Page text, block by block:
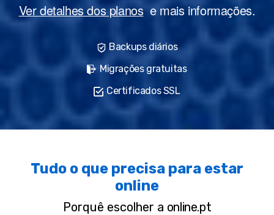
Ver detalhes dos planos e mais informações.
Backups diários
Migrações gratuitas
Certificados SSL
Tudo o que precisa para estar
online
Porquê escolher a online.pt